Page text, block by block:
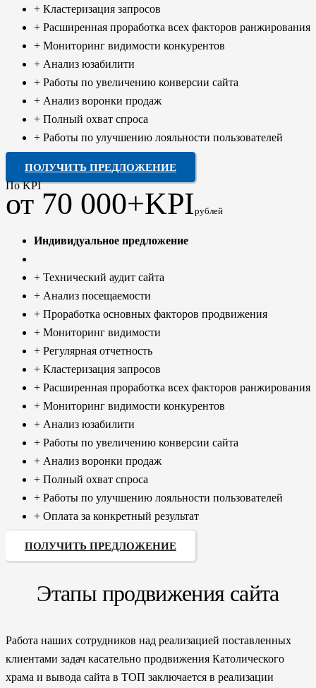
+ Кластеризация запросов
+ Расширенная проработка всех факторов ранжирования
+ Мониторинг видимости конкурентов
+ Анализ юзабилити
+ Работы по увеличению конверсии сайта
+ Анализ воронки продаж
+ Полный охват спроса
+ Работы по улучшению лояльности пользователей
ПОЛУЧИТЬ ПРЕДЛОЖЕНИЕ
По KPI
от 70 000+KPIрублей
Индивидуальное предложение
+ Технический аудит сайта
+ Анализ посещаемости
+ Проработка основных факторов продвижения
+ Мониторинг видимости
+ Регулярная отчетность
+ Кластеризация запросов
+ Расширенная проработка всех факторов ранжирования
+ Мониторинг видимости конкурентов
+ Анализ юзабилити
+ Работы по увеличению конверсии сайта
+ Анализ воронки продаж
+ Полный охват спроса
+ Работы по улучшению лояльности пользователей
+ Оплата за конкретный результат
ПОЛУЧИТЬ ПРЕДЛОЖЕНИЕ
Этапы продвижения сайта
Работа наших сотрудников над реализацией поставленных
клиентами задач касательно продвижения Католического
храма и вывода сайта в ТОП заключается в реализации